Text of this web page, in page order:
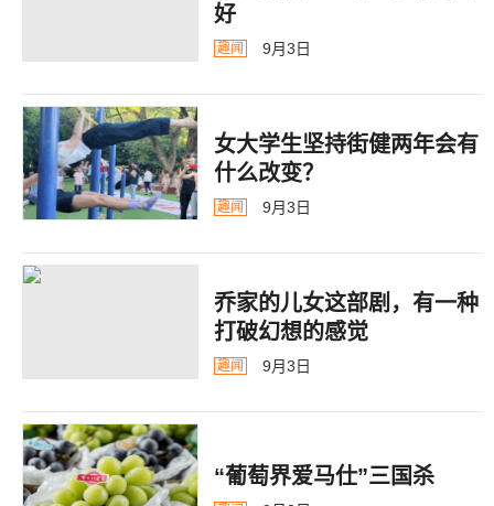
好
趣闻 9月3日
女大学生坚持街健两年会有
什么改变？
趣闻 9月3日
乔家的儿女这部剧，有一种
打破幻想的感觉
趣闻 9月3日
“葡萄界爱马仕”三国杀